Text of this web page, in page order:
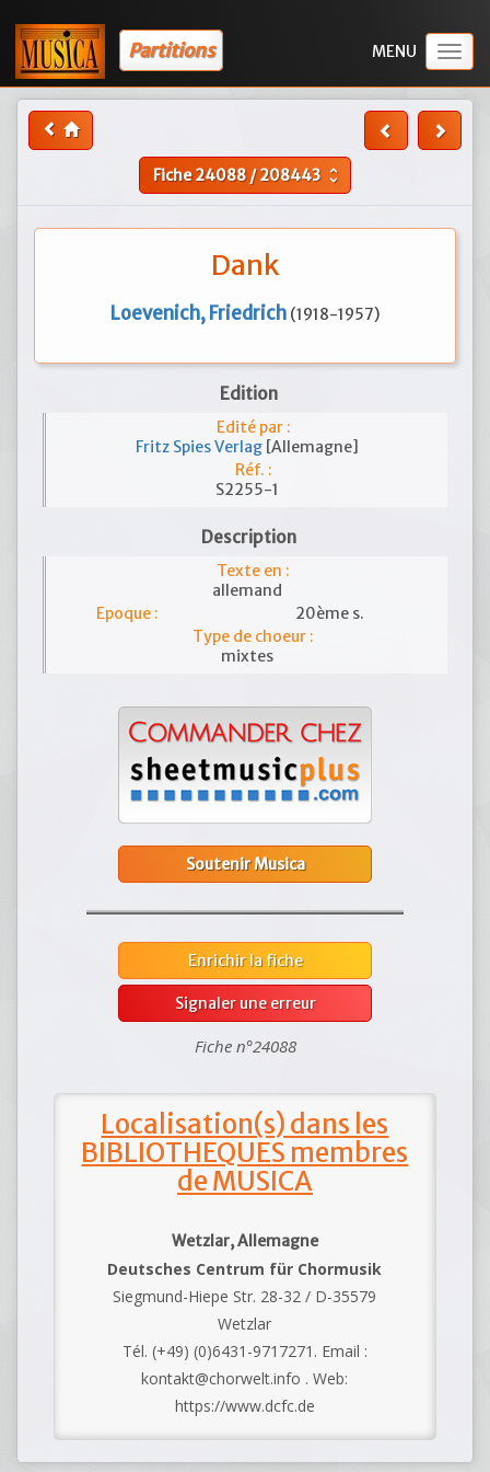
Partitions
Fiche24088/208443 unfold_more
Dank
Loevenich, Friedrich (1918-1957)
Edition
Edité par :
Fritz Spies Verlag [Allemagne]
Réf. :
S2255-1
Description
Texte en :
allemand
Epoque :
20ème s.
Type de choeur :
mixtes
Soutenir Musica
Enrichir la fiche
Signaler une erreur
Fiche n°24088
Localisation(s) dans les
BIBLIOTHEQUES membres
de MUSICA
Wetzlar, Allemagne
Deutsches Centrum für Chormusik
Siegmund-Hiepe Str. 28-32 / D-35579
Wetzlar
Tél. (+49) (0)6431-9717271. Email :
kontakt@chorwelt.info . Web:
https://www.dcfc.de